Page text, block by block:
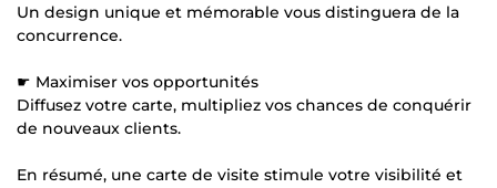
Un design unique et mémorable vous distinguera de la
concurrence.
☛ Maximiser vos opportunités
Diffusez votre carte, multipliez vos chances de conquérir
de nouveaux clients.
En résumé, une carte de visite stimule votre visibilité et